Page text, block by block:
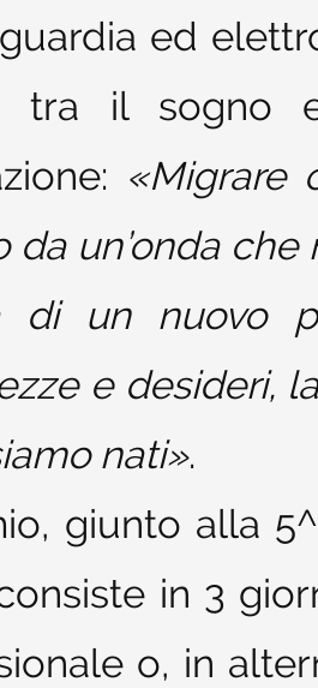
ed
tra il sogno
«Migrare
da un’onda
di un nuovo
e desideri,
nati».
giunto alla
in 3
o, in